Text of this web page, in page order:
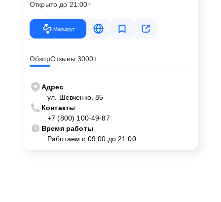
Открыто до 21:00
Маршрут
ОбзорОтзывы 3000+
Адрес
ул. Шевченко, 85
Контакты
+7 (800) 100-49-87
Время работы
Работаем с 09:00 до 21:00